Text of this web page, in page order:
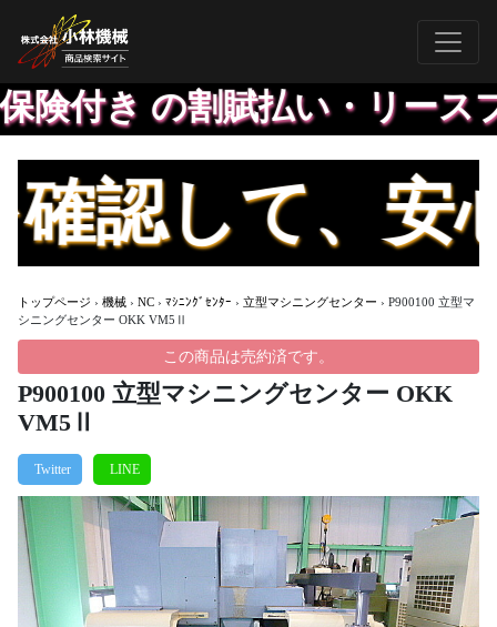
の割賦払い・リースプラ
て、安心
トップページ › 機械 › NC › ﾏｼﾆﾝｸﾞｾﾝﾀｰ › 立型マシニングセンター › P900100 立型マ
シニングセンター OKK VM5Ⅱ
この商品は売約済です。
P900100 立型マシニングセンター OKK
VM5Ⅱ